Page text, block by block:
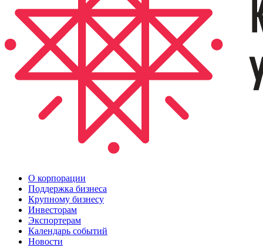
О корпорации
Поддержка бизнеса
Крупному бизнесу
Инвесторам
Экспортерам
Календарь событий
Новости